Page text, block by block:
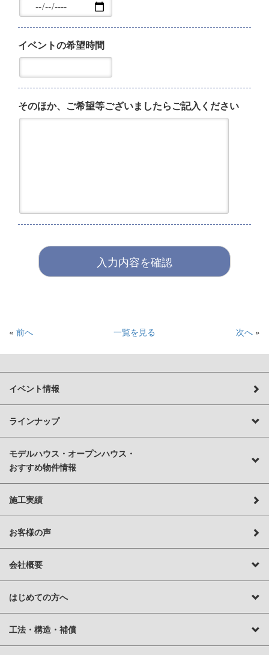
イベントの希望時間
そのほか、ご希望等ございましたらご記入ください
« 前へ 一覧を見る 次へ »
イベント情報
ラインナップ
モデルハウス・オープンハウス・
おすすめ物件情報
施工実績
お客様の声
会社概要
はじめての方へ
工法・構造・補償